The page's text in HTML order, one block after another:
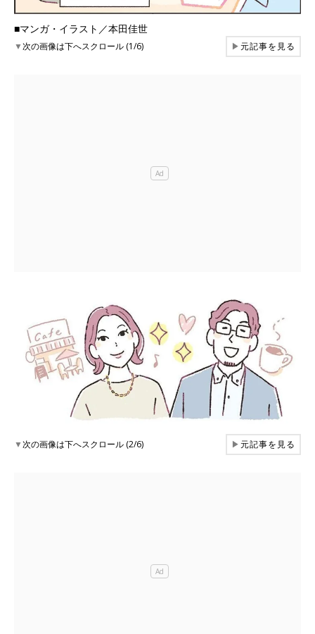
■マンガ・イラスト／本田佳世
▼次の画像は下へスクロール (1/6) ▶元記事を見る
▼次の画像は下へスクロール (2/6) ▶元記事を見る